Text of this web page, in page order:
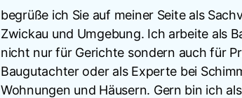
begrüße ich Sie auf meiner Seite als
Zwickau und Umgebung. Ich arbeite als
nicht nur für Gerichte sondern auch für
Baugutachter oder als Experte bei
Wohnungen und Häusern. Gern bin ich